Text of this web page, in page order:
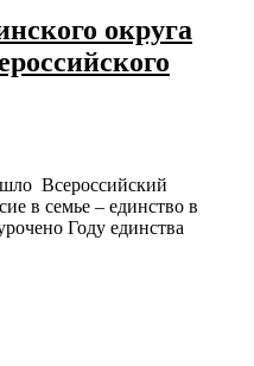
округа
Всероссийский
в семье – единство в
Году единства